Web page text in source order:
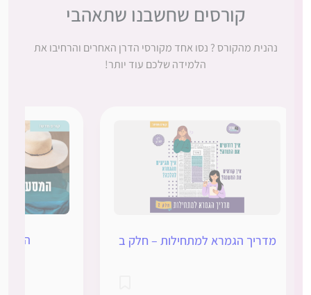
קורסים שחשבנו שתאהבי
נהנית מהקורס ? נסו אחד מקורסי הדרן האחרים והרחיבו את
הלמידה שלכם עוד יותר!
מדריך הגמרא למתחילות – חלק ב המסע